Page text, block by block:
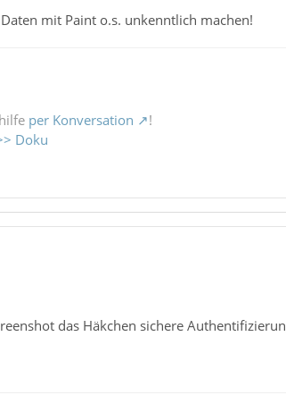
mit Paint o.s. unkenntlich machen!
per Konversation
!
Doku
das Häkchen sichere